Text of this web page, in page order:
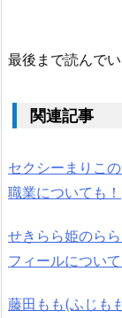
最後まで読んで
関連記事
セクシーまりこ
職業についても！
せきらら姫のら
フィールについて
藤田もも(ふじも